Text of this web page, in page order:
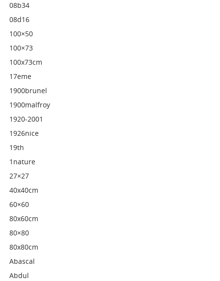
08b34
08d16
100×50
100×73
100x73cm
17eme
1900brunel
1900malfroy
1920-2001
1926nice
19th
1nature
27×27
40x40cm
60×60
80x60cm
80×80
80x80cm
Abascal
Abdul